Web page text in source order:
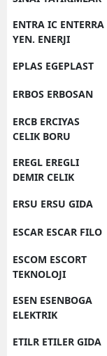
ENTRA IC ENTERRA
YEN. ENERJI
EPLAS EGEPLAST
ERBOS ERBOSAN
ERCB ERCIYAS
CELIK BORU
EREGL EREGLI
DEMIR CELIK
ERSU ERSU GIDA
ESCAR ESCAR FILO
ESCOM ESCORT
TEKNOLOJI
ESEN ESENBOGA
ELEKTRIK
ETILR ETILER GIDA